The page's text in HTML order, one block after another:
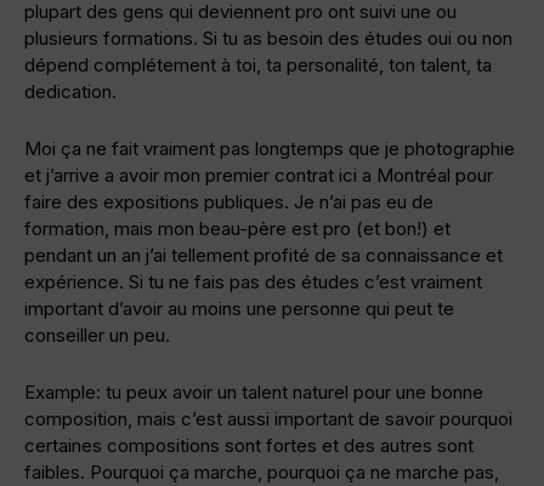
plupart des gens qui deviennent pro ont suivi une ou
plusieurs formations. Si tu as besoin des études oui ou non
dépend complétement à toi, ta personalité, ton talent, ta
dedication.
Moi ça ne fait vraiment pas longtemps que je photographie
et j’arrive a avoir mon premier contrat ici a Montréal pour
faire des expositions publiques. Je n’ai pas eu de
formation, mais mon beau-père est pro (et bon!) et
pendant un an j’ai tellement profité de sa connaissance et
expérience. Si tu ne fais pas des études c’est vraiment
important d’avoir au moins une personne qui peut te
conseiller un peu.
Example: tu peux avoir un talent naturel pour une bonne
composition, mais c’est aussi important de savoir pourquoi
certaines compositions sont fortes et des autres sont
faibles. Pourquoi ça marche, pourquoi ça ne marche pas,